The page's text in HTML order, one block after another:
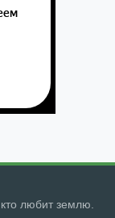
любит землю.